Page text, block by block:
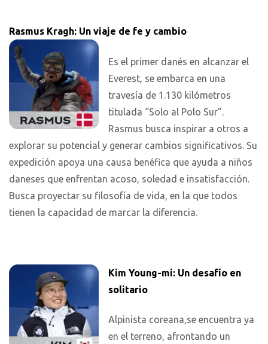
Rasmus Kragh: Un viaje de fe y cambio
Es el primer danés en alcanzar el
Everest, se embarca en una
travesía de 1.130 kilómetros
titulada “Solo al Polo Sur”.
Rasmus busca inspirar a otros a
explorar su potencial y generar cambios significativos. Su
expedición apoya una causa benéfica que ayuda a niños
daneses que enfrentan acoso, soledad e insatisfacción.
Busca proyectar su filosofía de vida, en la que todos
tienen la capacidad de marcar la diferencia.
Kim Young-mi: Un desafío en
solitario
Alpinista coreana,se encuentra ya
en el terreno, afrontando un